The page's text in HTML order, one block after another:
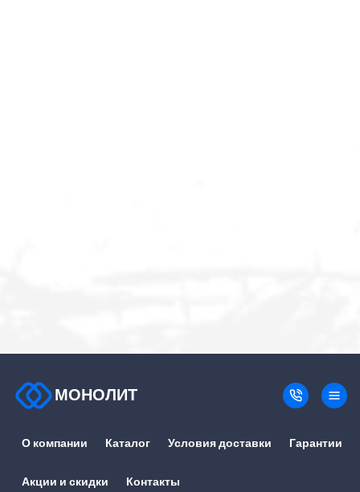
МОНОЛИТ
О компании Каталог Условия доставки Гарантии
Акции и скидки Контакты